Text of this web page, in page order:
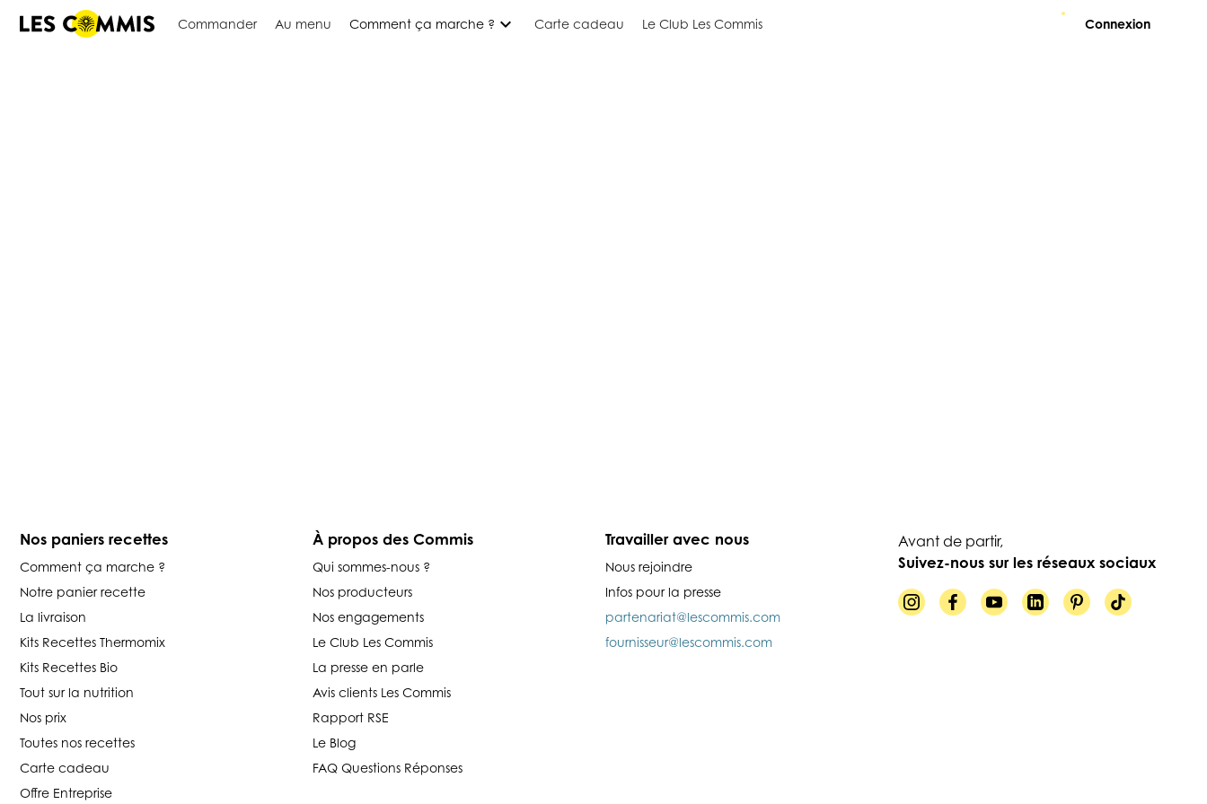
Commander Au menu Comment ça marche ? expand_more Carte cadeau Le Club Les Commis Connexion
Nos paniers recettes
Comment ça marche ?
Notre panier recette
La livraison
Kits Recettes Thermomix
Kits Recettes Bio
Tout sur la nutrition
Nos prix
Toutes nos recettes
Carte cadeau
Offre Entreprise
À propos des Commis
Qui sommes-nous ?
Nos producteurs
Nos engagements
Le Club Les Commis
La presse en parle
Avis clients Les Commis
Rapport RSE
Le Blog
FAQ Questions Réponses
Travailler avec nous
Nous rejoindre
Infos pour la presse
partenariat@lescommis.com
fournisseur@lescommis.com
Avant de partir,
Suivez-nous sur les réseaux sociaux